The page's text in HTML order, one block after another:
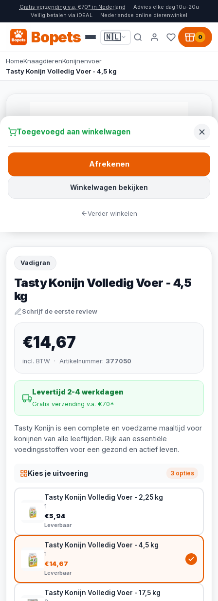
Gratis verzending v.a. €70* in Nederland
Advies elke dag 10u-20u
Veilig betalen via iDEAL
Nederlandse online dierenwinkel
Bopets 🇳🇱 0
HomeKnaagdierenKonijnenvoer
Tasty Konijn Volledig Voer - 4,5 kg
Vadigran
Tasty Konijn Volledig Voer - 4,5
kg
Schrijf de eerste review
€14,67
incl. BTW · Artikelnummer: 377050
Levertijd 2-4 werkdagen
Gratis verzending v.a. €70*
Tasty Konijn is een complete en voedzame maaltijd voor
konijnen van alle leeftijden. Rijk aan essentiële
voedingsstoffen voor een gezond en actief leven.
Kies je uitvoering 3 opties
Tasty Konijn Volledig Voer - 2,25 kg
1
€5,94
Leverbaar
Tasty Konijn Volledig Voer - 4,5 kg
1
€14,67
Leverbaar
Tasty Konijn Volledig Voer - 17,5 kg
Toegevoegd aan winkelwagen
Winkelwagen bekijken
Afrekenen
Verder winkelen